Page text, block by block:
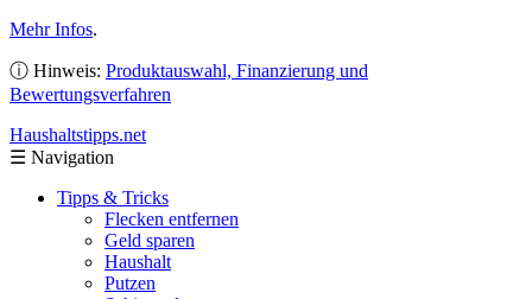
Mehr Infos.
ⓘ Hinweis: Produktauswahl, Finanzierung und
Bewertungsverfahren
Haushaltstipps.net
☰ Navigation
Tipps & Tricks
Flecken entfernen
Geld sparen
Haushalt
Putzen